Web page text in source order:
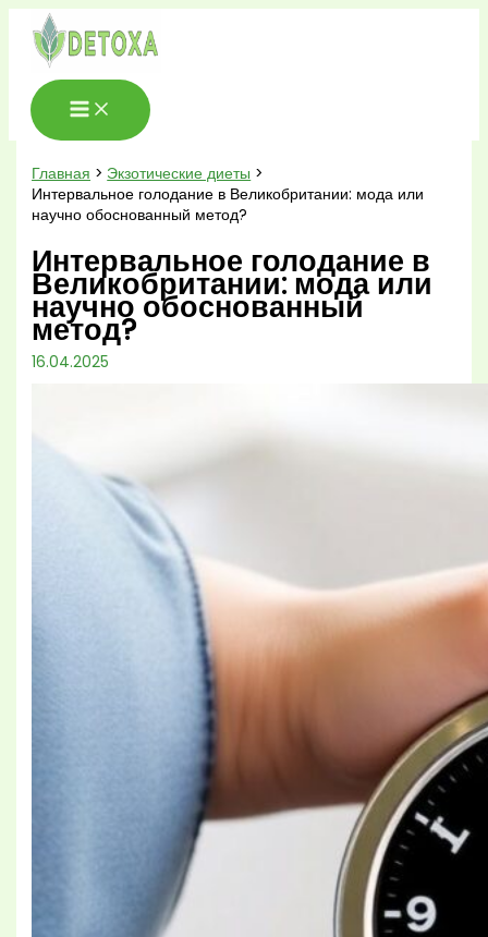
Перейти
содержимому
Главная
Экзотические диеты
Интервальное голодание в Великобритании: мода или
научно обоснованный метод?
Интервальное голодание в
Великобритании: мода или
научно обоснованный
метод?
16.04.2025